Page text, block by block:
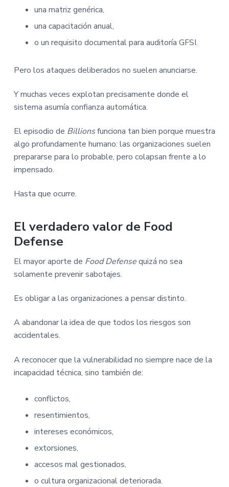
una matriz genérica,
una capacitación anual,
o un requisito documental para auditoría GFSI.
Pero los ataques deliberados no suelen anunciarse.
Y muchas veces explotan precisamente donde el
sistema asumía confianza automática.
El episodio de Billionsfunciona tan bien porque muestra
algo profundamente humano: las organizaciones suelen
prepararse para lo probable, pero colapsan frente a lo
impensado.
Hasta que ocurre.
El verdadero valor de Food
Defense
El mayor aporte de Food Defensequizá no sea
solamente prevenir sabotajes.
Es obligar a las organizaciones a pensar distinto.
A abandonar la idea de que todos los riesgos son
accidentales.
A reconocer que la vulnerabilidad no siempre nace de la
incapacidad técnica, sino también de:
conflictos,
resentimientos,
intereses económicos,
extorsiones,
accesos mal gestionados,
o cultura organizacional deteriorada.